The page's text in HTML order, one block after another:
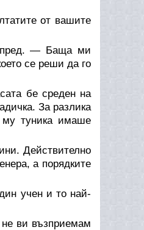
от вашите
— Баща ми
се реши да го
бе среден на
За разлика
му туника имаше
Действително
а порядките
учен и то най-
ви възприемам